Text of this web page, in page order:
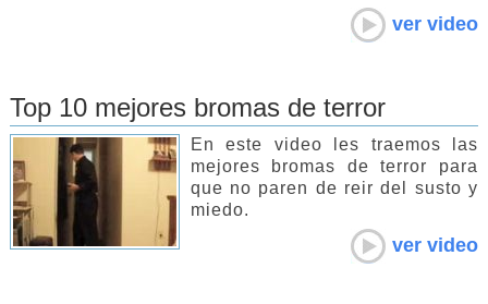
ver video
Top 10 mejores bromas de terror
En este video les traemos las
mejores bromas de terror para
que no paren de reir del susto y
miedo.
ver video